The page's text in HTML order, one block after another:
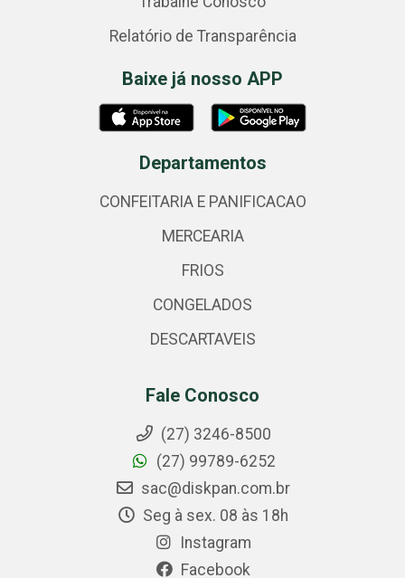
Relatório de Transparência
Baixe já nosso APP
Departamentos
CONFEITARIA E PANIFICACAO
MERCEARIA
FRIOS
CONGELADOS
DESCARTAVEIS
Fale Conosco
(27) 3246-8500
(27) 99789-6252
sac@diskpan.com.br
Seg à sex. 08 às 18h
Instagram
Facebook